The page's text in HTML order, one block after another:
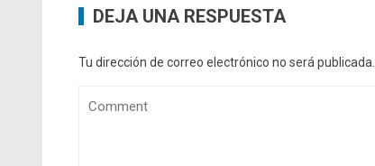
DEJA UNA RESPUESTA
Tu dirección de correo electrónico no será publicada.